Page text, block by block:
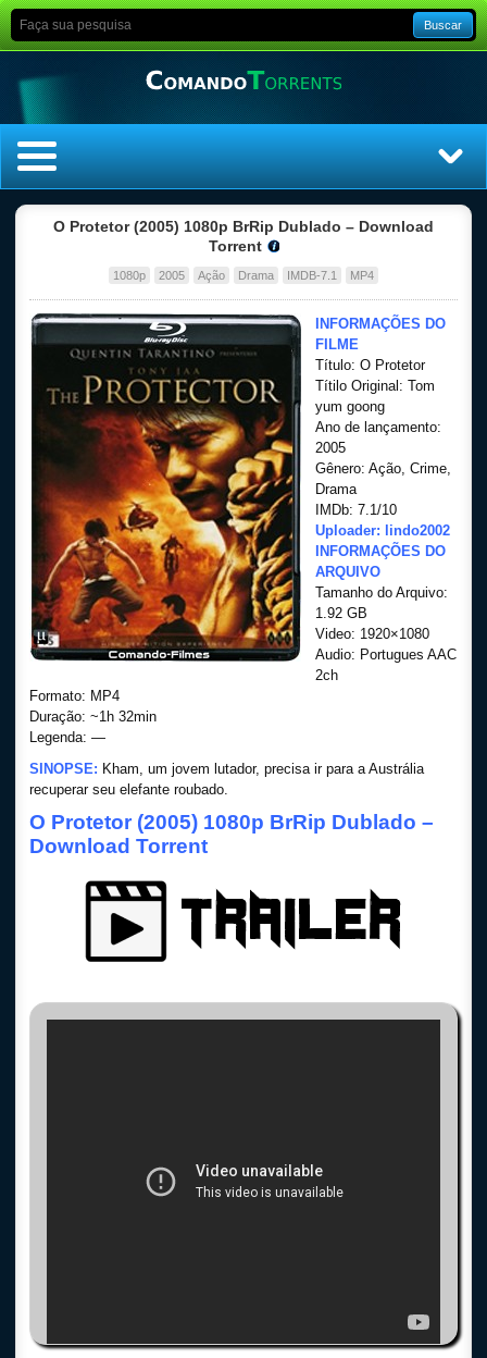
Buscar
Top Séries
Dublado
Legendado
O Protetor (2005) 1080p BrRip Dublado – Download
Torrent
1080p 2005 Ação Drama IMDB-7.1 MP4
INFORMAÇÕES DO
FILME
Título: O Protetor
Títilo Original: Tom
yum goong
Ano de lançamento:
2005
Gênero: Ação, Crime,
Drama
IMDb: 7.1/10
Uploader: lindo2002
INFORMAÇÕES DO
ARQUIVO
Tamanho do Arquivo:
1.92 GB
Video: 1920×1080
Audio: Portugues AAC
2ch
Formato: MP4
Duração: ~1h 32min
Legenda: —
SINOPSE: Kham, um jovem lutador, precisa ir para a Austrália
recuperar seu elefante roubado.
O Protetor (2005) 1080p BrRip Dublado –
Download Torrent